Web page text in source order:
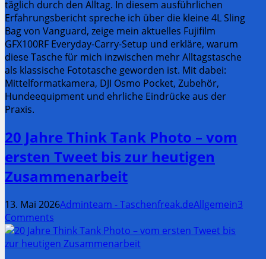
täglich durch den Alltag. In diesem ausführlichen
Erfahrungsbericht spreche ich über die kleine 4L Sling
Bag von Vanguard, zeige mein aktuelles Fujifilm
GFX100RF Everyday-Carry-Setup und erkläre, warum
diese Tasche für mich inzwischen mehr Alltagstasche
als klassische Fototasche geworden ist. Mit dabei:
Mittelformatkamera, DJI Osmo Pocket, Zubehör,
Hundeequipment und ehrliche Eindrücke aus der
Praxis.
20 Jahre Think Tank Photo – vom
ersten Tweet bis zur heutigen
Zusammenarbeit
13. Mai 2026Adminteam - Taschenfreak.deAllgemein3
Comments